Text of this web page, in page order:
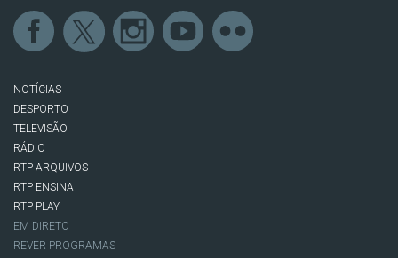
NOTÍCIAS
DESPORTO
TELEVISÃO
RÁDIO
RTP ARQUIVOS
RTP ENSINA
RTP PLAY
EM DIRETO
REVER PROGRAMAS